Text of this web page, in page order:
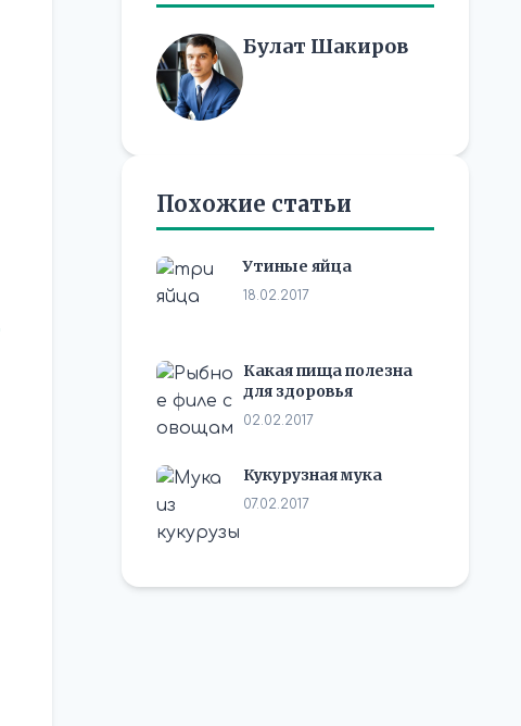
Булат Шакиров
Похожие статьи
Утиные яйца
18.02.2017
Какая пища полезна
для здоровья
02.02.2017
Кукурузная мука
07.02.2017